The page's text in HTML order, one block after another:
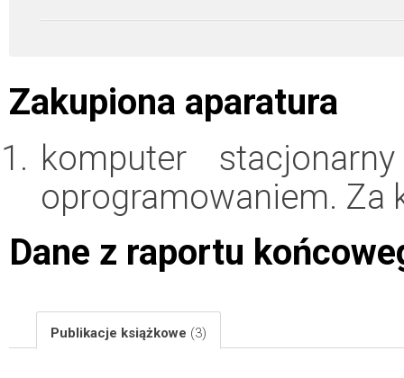
Zakupiona aparatura
komputer
oprogramowaniem. Za
Dane z raportu
Publikacje książkowe (3)